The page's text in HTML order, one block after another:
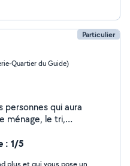
Particulier
Quartier du Guide)
ménage, le tri,
et disponible. Je
lourdes sans
: 1/5
plus et qui vous pose un